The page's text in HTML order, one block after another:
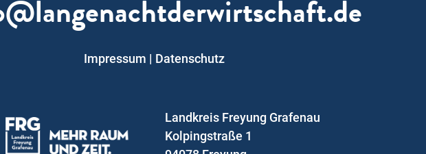
Impressum | Datenschutz
Landkreis Freyung Grafenau
Kolpingstraße 1